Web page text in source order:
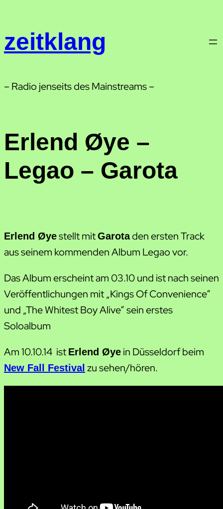
springen
zeitklang
– Radio jenseits des Mainstreams –
Erlend Øye –
Legao – Garota
Erlend Øyestellt mitGarotaden ersten Track
aus seinem kommenden Album Legao vor.
Das Album erscheint am 03.10 und ist nach seinen
Veröffentlichungen mit „Kings Of Convenience“
und „The Whitest Boy Alive“ sein erstes
Soloalbum
Am 10.10.14 ist Erlend Øye in Düsseldorf beim
New Fall Festival zu sehen/hören.